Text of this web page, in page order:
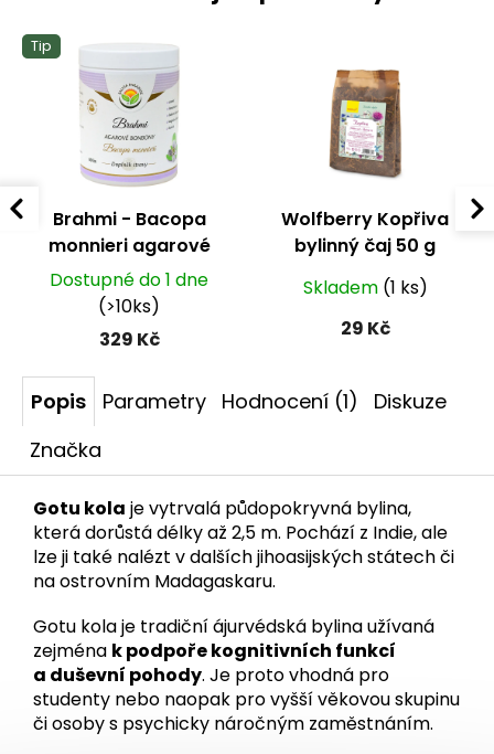
Tip
Brahmi - Bacopa
monnieri agarové
bonbony 60 ks
Dostupné do 1 dne
(>10ks)
329 Kč
Wolfberry Kopřiva
bylinný čaj 50 g
Skladem (1 ks)
29 Kč
Popis Parametry Hodnocení (1)
Diskuze
Značka
Gotu kola je vytrvalá půdopokryvná bylina,
která dorůstá délky až 2,5 m. Pochází z Indie, ale
lze ji také nalézt v dalších jihoasijských státech či
na ostrovním Madagaskaru.
Gotu kola je tradiční ájurvédská bylina užívaná
zejména k podpoře kognitivních funkcí
a duševní pohody. Je proto vhodná pro
studenty nebo naopak pro vyšší věkovou skupinu
či osoby s psychicky náročným zaměstnáním.